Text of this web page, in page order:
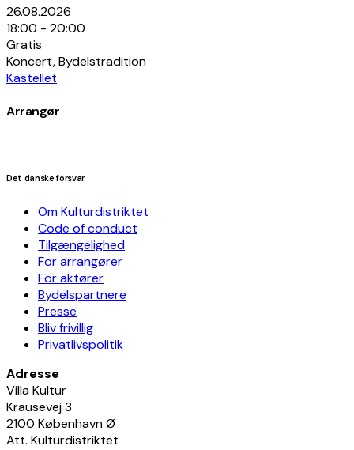
26.08.2026
18:00 - 20:00
Gratis
Koncert, Bydelstradition
Kastellet
Arrangør
Det danske forsvar
Om Kulturdistriktet
Code of conduct
Tilgængelighed
For arrangører
For aktører
Bydelspartnere
Presse
Bliv frivillig
Privatlivspolitik
Adresse
Villa Kultur
Krausevej 3
2100 København Ø
Att. Kulturdistriktet